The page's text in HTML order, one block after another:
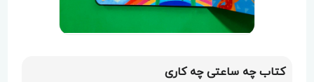
کتاب چه ساعتی چه کاری